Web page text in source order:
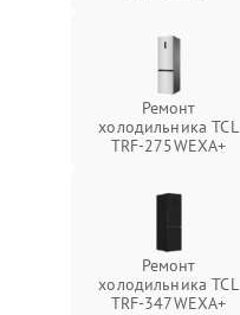
Ремонт
холодильника TCL
TRF-275WEXA+
Ремонт
холодильника TCL
TRF-347WEXA+